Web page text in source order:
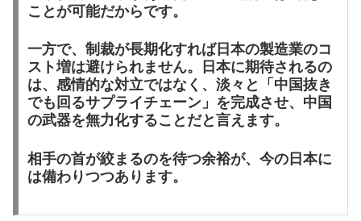
ことが可能だからです。
一方で、制裁が長期化すれば日本の製造業のコ
スト増は避けられません。日本に期待されるの
は、感情的な対立ではなく、淡々と「中国抜き
でも回るサプライチェーン」を完成させ、中国
の武器を無力化することだと言えます。
相手の首が絞まるのを待つ余裕が、今の日本に
は備わりつつあります。